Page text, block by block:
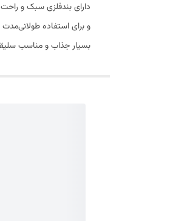
دارای بندفلزی سبک و
و برای استفاده
بسیار جذاب و مناسب